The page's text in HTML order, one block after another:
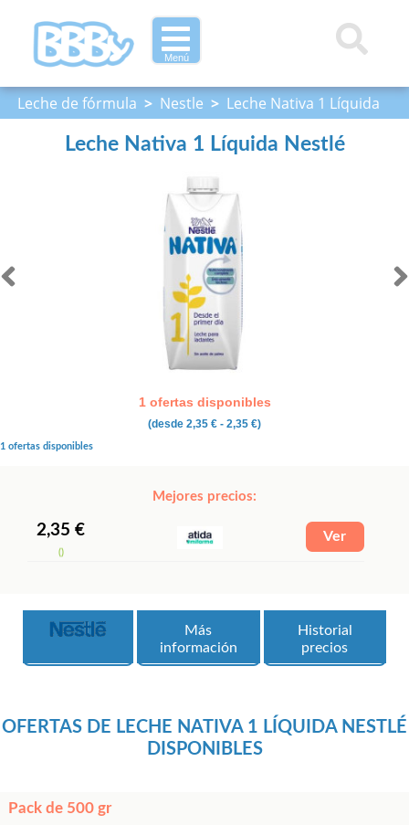
Menú
Leche de fórmula > Nestle > Leche Nativa 1 Líquida
Nestlé
Leche Nativa 1 Líquida Nestlé
1 ofertas disponibles
(desde 2,35 € - 2,35 €)
1 ofertas disponibles
Mejores precios:
2,35 €
()
Más
información
Historial
precios
OFERTAS DE LECHE NATIVA 1 LÍQUIDA NESTLÉ
DISPONIBLES
Pack de 500 gr